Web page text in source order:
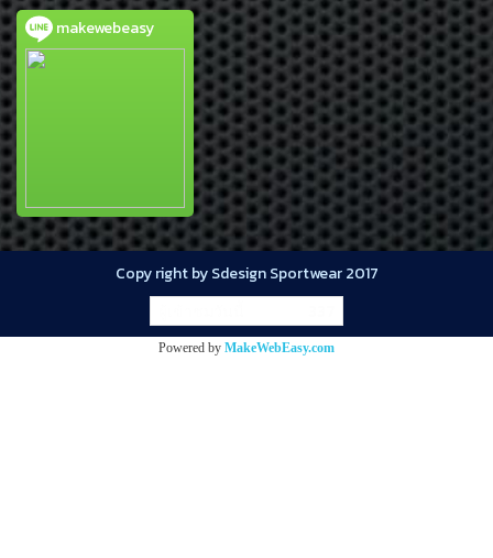
makewebeasy
Copy right by Sdesign Sportwear 2017
Powered by MakeWebEasy.com